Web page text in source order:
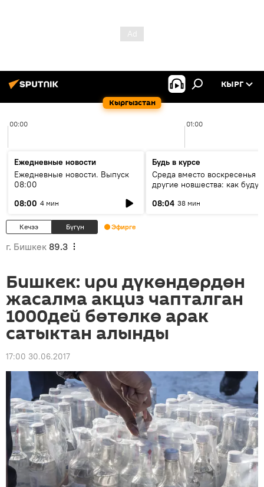
Кыргызстан
КЫРГ
00:00 01:00
Ежедневные новости
Ежедневные новости. Выпуск
08:00
08:00 4 мин
Будь в курсе
Среда вместо воскресенья и
другие новшества: как будут
08:04 38 мин
Кечээ Бүгүн Эфирге
г. Бишкек 89.3
Бишкек: ири дүкөндөрдөн
жасалма акциз чапталган
1000дей бөтөлкө арак
сатыктан алынды
17:00 30.06.2017